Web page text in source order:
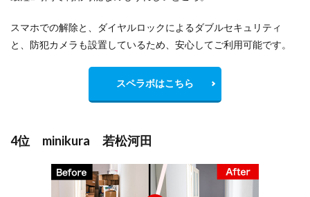
スマホでの解除と、ダイヤルロックによるダブルセキュリティ
と、防犯カメラも設置しているため、安心してご利用可能です。
スペラボはこちら
4位 minikura 若松河田